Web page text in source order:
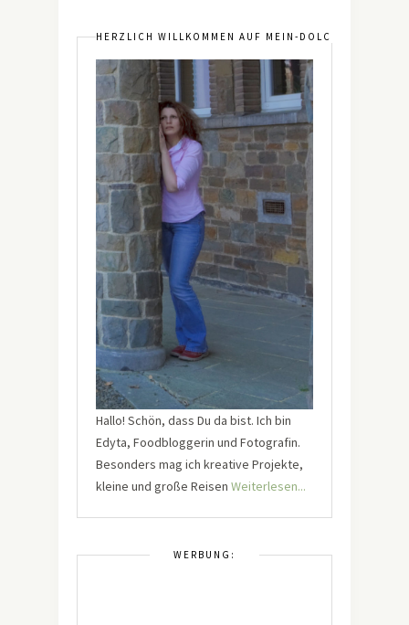
HERZLICH WILLKOMMEN AUF MEIN-DOLCEVITA.DE
Hallo! Schön, dass Du da bist. Ich bin
Edyta, Foodbloggerin und Fotografin.
Besonders mag ich kreative Projekte,
kleine und große Reisen Weiterlesen...
WERBUNG: